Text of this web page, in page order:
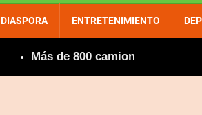
DIASPORA ENTRETENIMIENTO
Más de 800 camioneros